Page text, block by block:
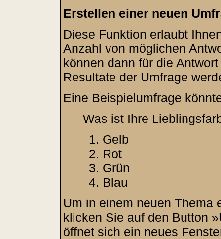
Erstellen einer neuen
Diese Funktion erlaubt
Anzahl von möglichen
können dann für die
Resultate der Umfrage
Eine Beispielumfrage
Was ist Ihre
Gelb
Rot
Grün
Blau
Um in einem neuen Thema
klicken Sie auf den Button
öffnet sich ein neues